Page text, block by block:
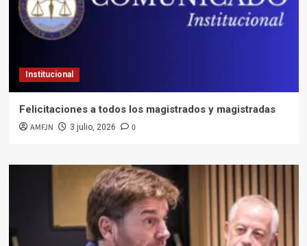
Institucional
Felicitaciones a todos los magistrados y magistradas
AMFJN 3 julio, 2026 0